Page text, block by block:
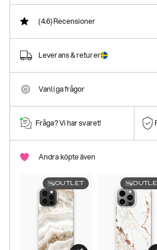
(4.6)Recensioner
Leverans & returer
Vanliga frågor
Fråga? Vi har svaret!
Andra köpte även
OUTLET